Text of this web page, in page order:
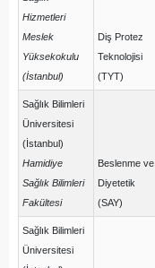
Hizmetleri
Meslek
Yüksekokulu
(İstanbul)
Diş Protez
Teknolojisi
(TYT)
Sağlık Bilimleri
Üniversitesi
(İstanbul)
Hamidiye
Sağlık Bilimleri
Fakültesi
Beslenme ve
Diyetetik
(SAY)
Sağlık Bilimleri
Üniversitesi